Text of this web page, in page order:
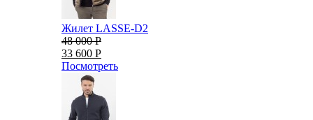
Жилет LASSE-D2
48 000 Р
33 600 Р
Посмотреть